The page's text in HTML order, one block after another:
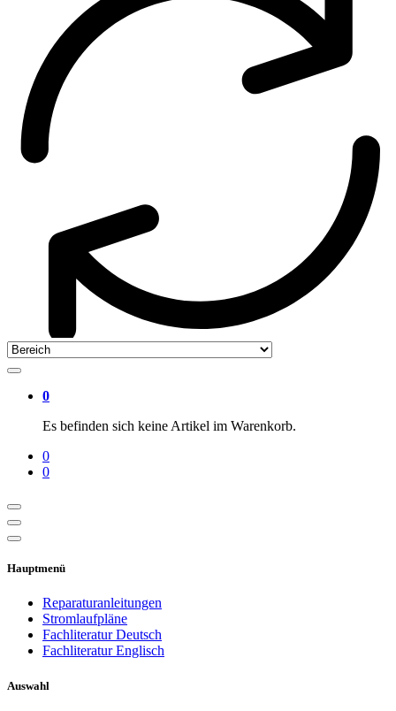
0
Es befinden sich keine Artikel im Warenkorb.
0
0
Hauptmenü
Reparaturanleitungen
Stromlaufpläne
Fachliteratur Deutsch
Fachliteratur Englisch
Auswahl